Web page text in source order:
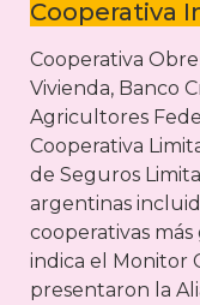
Cooperativa
Cooperativa
Vivienda, Banco
Agricultores
Cooperativa
de Seguros
argentinas
cooperativas
indica el Monitor
presentaron la